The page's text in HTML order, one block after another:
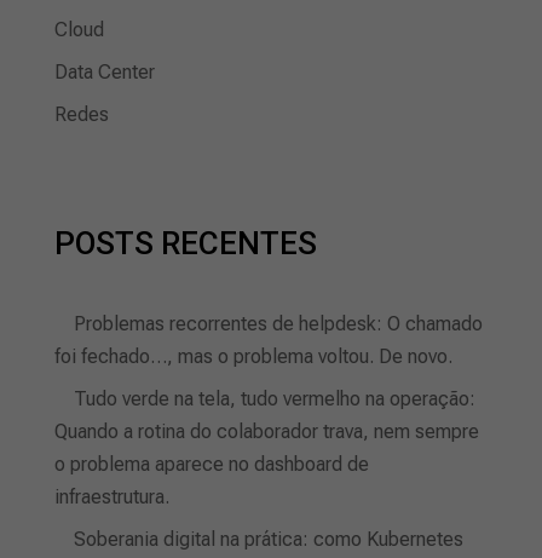
Cloud
Data Center
Redes
POSTS RECENTES
Problemas recorrentes de helpdesk: O chamado
foi fechado…, mas o problema voltou. De novo.
Tudo verde na tela, tudo vermelho na operação:
Quando a rotina do colaborador trava, nem sempre
o problema aparece no dashboard de
infraestrutura.
Soberania digital na prática: como Kubernetes